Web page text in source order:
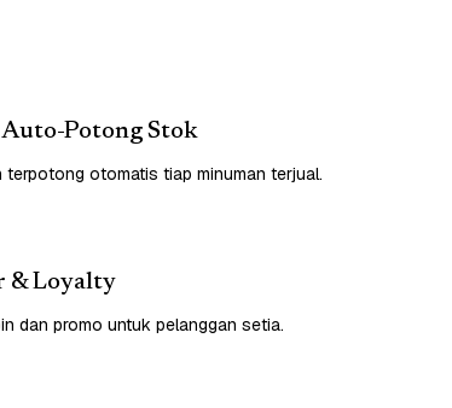
Auto-Potong Stok
terpotong otomatis tiap minuman terjual.
& Loyalty
dan promo untuk pelanggan setia.